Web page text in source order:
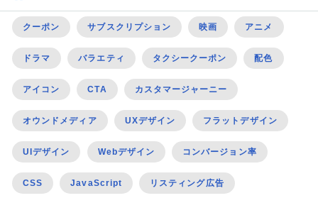
クーポン サブスクリプション 映画 アニメ
ドラマ バラエティ タクシークーポン 配色
アイコン CTA カスタマージャーニー
オウンドメディア UXデザイン フラットデザイン
UIデザイン Webデザイン コンバージョン率
CSS JavaScript リスティング広告